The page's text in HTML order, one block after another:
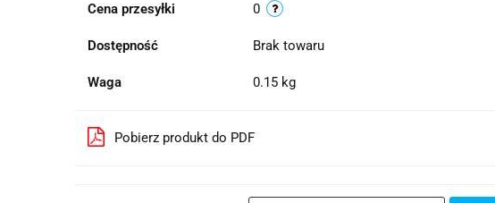
Cena przesyłki 0
Dostępność Brak towaru
Waga 0.15 kg
Pobierz produkt do PDF